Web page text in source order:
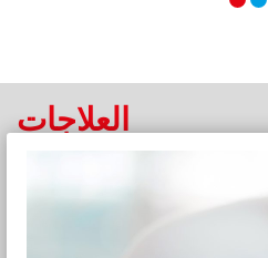
العلاجات